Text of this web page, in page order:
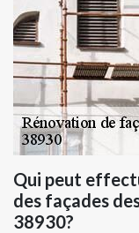
Qui peut
des façades
38930?